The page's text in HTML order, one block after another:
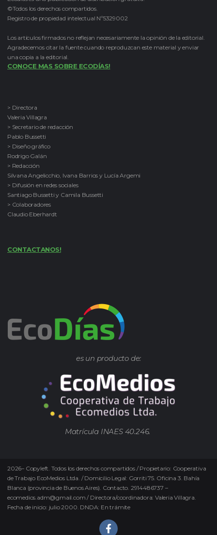
©Todos los derechos compartidos.
Registro de propiedad intelectual Nº5329002
Los artículos firmados no reflejan necesariamente la opinión de la editorial.
Agradecemos citar la fuente cuando reproduzcan este material y enviar
una copia a la editorial.
CONOCE MAS SOBRE ECODÍAS!
> Directora
Valeria Villagra
> Secretario de redacción
Pablo Bussetti
> Diseño gráfico
Rodrigo Galán
> Redacción
Silvana Angelicchio, Ivana Barrios y Lucía Argemi
> Difusión en redes sociales
Santiago Bussetti y Camila Bussetti
> Colaboradores
Claudio Eberhardt
CONTACTANOS!
es un producto de:
Matrícula INAES 40.246.
2026– Copyleft. Todos los derechos compartidos / Propietario: Cooperativa
de Trabajo EcoMedios Ltda. / Domicilio Legal: Gorriti 75. Oficina 3. Bahía
Blanca (provincia de Buenos Aires). Contacto. 2914486737 –
ecomedios.adm@gmail.com / Directora/coordinadora: Valeria Villagra.
Fecha de inicio: julio 2000. DNDA: En trámite